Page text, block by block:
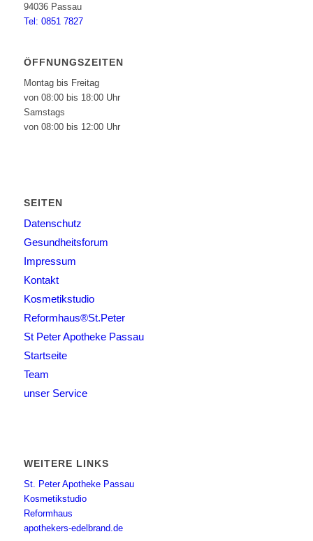
94036 Passau
Tel: 0851 7827
ÖFFNUNGSZEITEN
Montag bis Freitag
von 08:00 bis 18:00 Uhr
Samstags
von 08:00 bis 12:00 Uhr
SEITEN
Datenschutz
Gesundheitsforum
Impressum
Kontakt
Kosmetikstudio
Reformhaus®St.Peter
St Peter Apotheke Passau
Startseite
Team
unser Service
WEITERE LINKS
St. Peter Apotheke Passau
Kosmetikstudio
Reformhaus
apothekers-edelbrand.de